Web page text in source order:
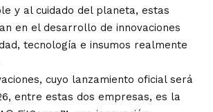
y al cuidado del planeta, estas
en el desarrollo de innovaciones
tecnología e insumos realmente
cuyo lanzamiento oficial será
entre estas dos empresas, es la